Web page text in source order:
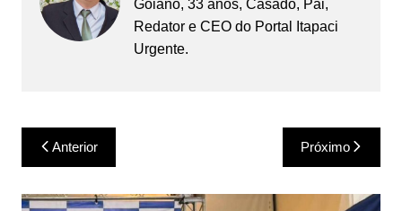
Goiano, 33 anos, Casado, Pai,
Redator e CEO do Portal Itapaci
Urgente.
Navegação
de
Post
Anterior Próximo